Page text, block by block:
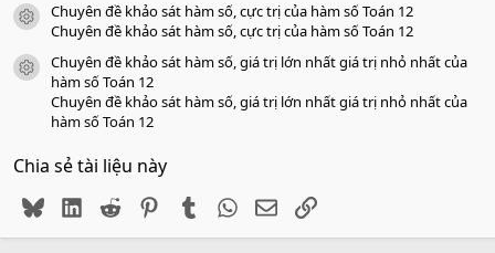
icon tài liệu
Chuyên đề khảo sát hàm số, cực trị của hàm số Toán 12
Chuyên đề khảo sát hàm số, cực trị của hàm số Toán 12
icon tài liệu
Chuyên đề khảo sát hàm số, giá trị lớn nhất giá trị nhỏ nhất của
hàm số Toán 12
Chuyên đề khảo sát hàm số, giá trị lớn nhất giá trị nhỏ nhất của
hàm số Toán 12
Chia sẻ tài liệu này
BlueskyLinkedIn
Reddit PinterestTumblr WhatsApp
EmailLink